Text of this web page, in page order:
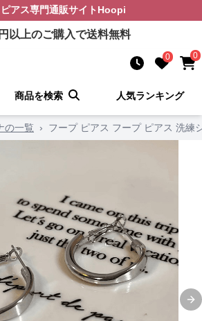
アス専門通販サイト Hoopi
以上のご購入で送料無料
0 0
商品を検索 人気ランキング
の一覧 › フープ ピアス フープ ピアス 洗練